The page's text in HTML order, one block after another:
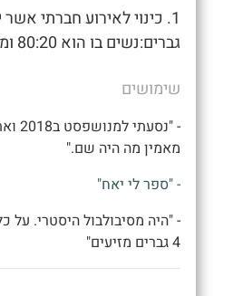
1. כינוי לאירוע חברתי
גברים:נשים בו הוא 80:20 ומעלה.
שימושים
-
מאמין מה היה שם."
- "ספר לי יאח"
- "היה מסיבולבול היסטרי. על
4 גברים מזיעים"